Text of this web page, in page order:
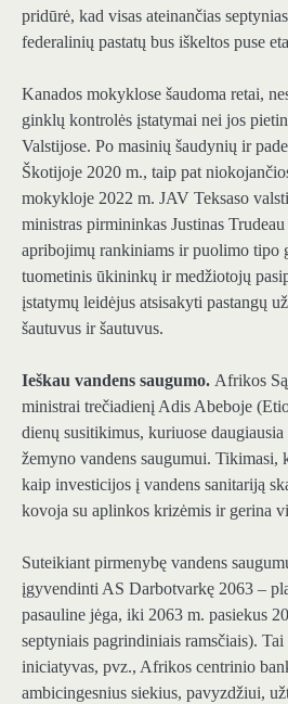
pridūrė, kad visas ateinančias
federalinių pastatų bus iškeltos puse
Kanados mokyklose šaudoma retai,
ginklų kontrolės įstatymai nei jos
Valstijose. Po masinių šaudynių ir
Škotijoje 2020 m., taip pat
mokykloje 2022 m. JAV Teksaso
ministras pirmininkas Justinas
apribojimų rankiniams ir puolimo tipo
tuometinis ūkininkų ir medžiotojų
įstatymų leidėjus atsisakyti pastangų
šautuvus ir šautuvus.
Ieškau vandens saugumo. Afrikos
ministrai trečiadienį Adis Abeboje
dienų susitikimus, kuriuose
žemyno vandens saugumui. Tikimasi,
kaip investicijos į vandens sanitariją
kovoja su aplinkos krizėmis ir gerina
Suteikiant pirmenybę vandens
įgyvendinti AS Darbotvarkę 2063 –
pasauline jėga, iki 2063 m. pasiekus
septyniais pagrindiniais ramsčiais).
iniciatyvas, pvz., Afrikos centrinio
ambicingesnius siekius, pavyzdžiui,